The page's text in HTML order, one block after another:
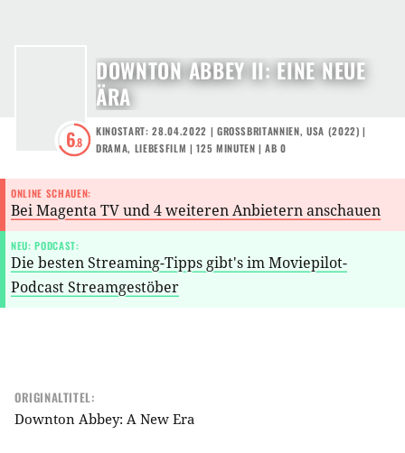
6.8
DOWNTON ABBEY II: EINE NEUE
ÄRA
KINOSTART: 28.04.2022 | GROSSBRITANNIEN ,USA (2022) |
DRAMA, LIEBESFILM | 125 MINUTEN |AB 0
ONLINE SCHAUEN:
Bei Magenta TV und 4 weiteren Anbietern anschauen
NEU: PODCAST:
Die besten Streaming-Tipps gibt's im Moviepilot-
Podcast Streamgestöber
ORIGINALTITEL:
Downton Abbey: A New Era